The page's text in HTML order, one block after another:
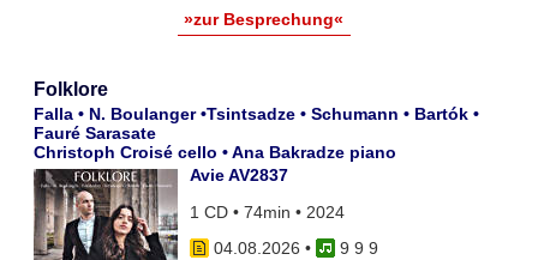
»zur Besprechung«
Folklore
Falla • N. Boulanger •Tsintsadze • Schumann • Bartók •
Fauré Sarasate
Christoph Croisé cello • Ana Bakradze piano
Avie AV2837
1 CD • 74min • 2024
04.08.2026 •
9 9 9